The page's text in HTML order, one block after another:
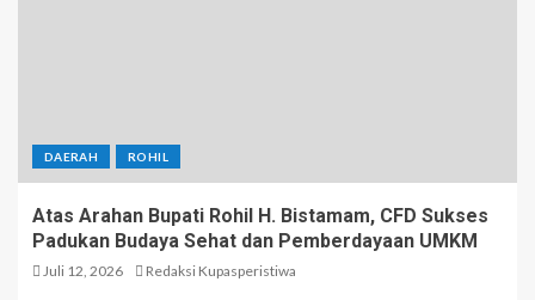
DAERAH ROHIL
Atas Arahan Bupati Rohil H. Bistamam, CFD Sukses
Padukan Budaya Sehat dan Pemberdayaan UMKM
Juli 12, 2026 Redaksi Kupasperistiwa